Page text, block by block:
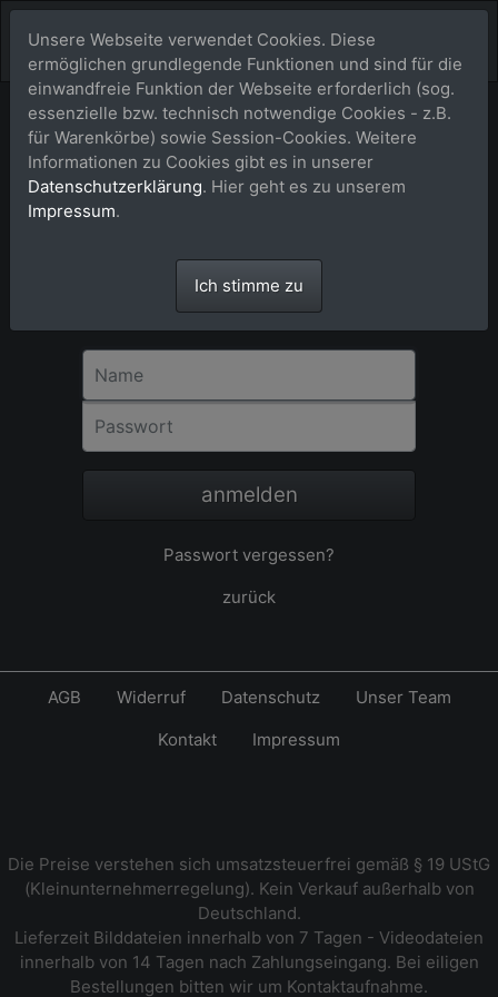
Anmeldung
Für eine Bestellung in unserem Shop ist
eine Registrierung bzw. Anmeldung nicht
Warenkorb Schritt für Schritt folgen.
Danke!
Passwort
anmelden
Passwort vergessen?
zurück
Unsere Webseite verwendet Cookies. Diese
ermöglichen grundlegende Funktionen und sind für die
einwandfreie Funktion der Webseite erforderlich (sog.
essenzielle bzw. technisch notwendige Cookies - z.B.
für Warenkörbe) sowie Session-Cookies. Weitere
Informationen zu Cookies gibt es in unserer
Datenschutzerklärung. Hier geht es zu unserem
Impressum.
Ich stimme zu
AGB Widerruf Datenschutz
Unser Team
Kontakt
Impressum
Die Preise verstehen sich umsatzsteuerfrei gemäß § 19 UStG
(Kleinunternehmerregelung). Kein Verkauf außerhalb von
Deutschland.
Lieferzeit Bilddateien innerhalb von 7 Tagen - Videodateien
innerhalb von 14 Tagen nach Zahlungseingang. Bei eiligen
Bestellungen bitten wir um Kontaktaufnahme.